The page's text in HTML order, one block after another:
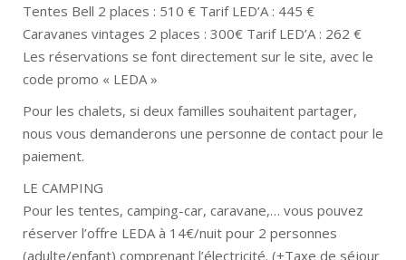
Tentes Bell 2 places : 510 € Tarif LED’A : 445 €
Caravanes vintages 2 places : 300€ Tarif LED’A : 262 €
Les réservations se font directement sur le site, avec le
code promo « LEDA »
Pour les chalets, si deux familles souhaitent partager,
nous vous demanderons une personne de contact pour le
paiement.
LE CAMPING
Pour les tentes, camping-car, caravane,… vous pouvez
réserver l’offre LEDA à 14€/nuit pour 2 personnes
(adulte/enfant) comprenant l’électricité. (+Taxe de séjour